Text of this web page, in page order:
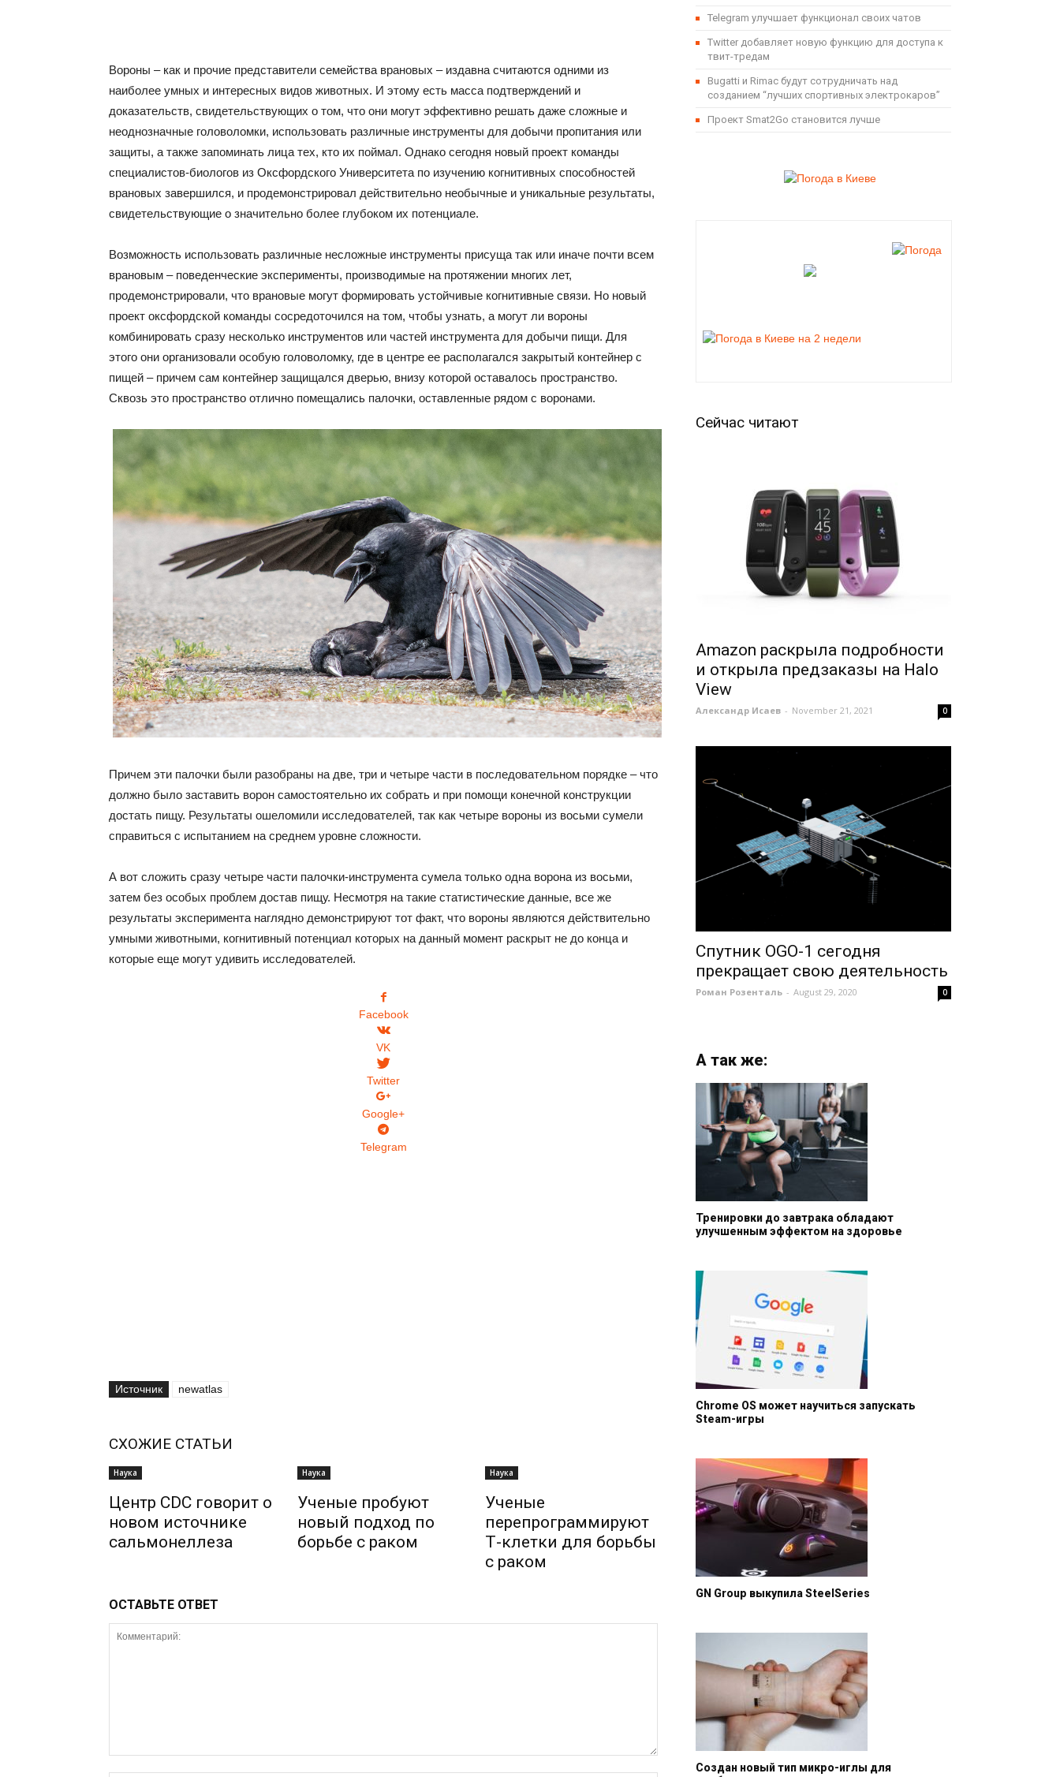
Вороны – как и прочие представители семейства врановых – издавна считаются одними из
наиболее умных и интересных видов животных. И этому есть масса подтверждений и
доказательств, свидетельствующих о том, что они могут эффективно решать даже сложные и
неоднозначные головоломки, использовать различные инструменты для добычи пропитания или
защиты, а также запоминать лица тех, кто их поймал. Однако сегодня новый проект команды
специалистов-биологов из Оксфордского Университета по изучению когнитивных способностей
врановых завершился, и продемонстрировал действительно необычные и уникальные результаты,
свидетельствующие о значительно более глубоком их потенциале.
Возможность использовать различные несложные инструменты присуща так или иначе почти всем
врановым – поведенческие эксперименты, производимые на протяжении многих лет,
продемонстрировали, что врановые могут формировать устойчивые когнитивные связи. Но новый
проект оксфордской команды сосредоточился на том, чтобы узнать, а могут ли вороны
комбинировать сразу несколько инструментов или частей инструмента для добычи пищи. Для
этого они организовали особую головоломку, где в центре ее располагался закрытый контейнер с
пищей – причем сам контейнер защищался дверью, внизу которой оставалось пространство.
Сквозь это пространство отлично помещались палочки, оставленные рядом с воронами.
Причем эти палочки были разобраны на две, три и четыре части в последовательном порядке – что
должно было заставить ворон самостоятельно их собрать и при помощи конечной конструкции
достать пищу. Результаты ошеломили исследователей, так как четыре вороны из восьми сумели
справиться с испытанием на среднем уровне сложности.
А вот сложить сразу четыре части палочки-инструмента сумела только одна ворона из восьми,
затем без особых проблем достав пищу. Несмотря на такие статистические данные, все же
результаты эксперимента наглядно демонстрируют тот факт, что вороны являются действительно
умными животными, когнитивный потенциал которых на данный момент раскрыт не до конца и
которые еще могут удивить исследователей.
Facebook
VK
Twitter
Google+
Telegram
Источник newatlas
СХОЖИЕ СТАТЬИ
Наука
Центр CDC говорит о
новом источнике
сальмонеллеза
Наука
Ученые пробуют
новый подход по
борьбе с раком
Наука
Ученые
перепрограммируют
Т-клетки для борьбы
с раком
ОСТАВЬТЕ ОТВЕТ
Telegram улучшает функционал своих чатов
Twitter добавляет новую функцию для доступа к
твит-тредам
Bugatti и Rimac будут сотрудничать над
созданием “лучших спортивных электрокаров”
Проект Smat2Go становится лучше
Сейчас читают
Amazon раскрыла подробности
и открыла предзаказы на Halo
View
Александр Исаев - November 21, 2021 0
Спутник OGO-1 сегодня
прекращает свою деятельность
Роман Розенталь - August 29, 2020 0
А так же:
Тренировки до завтрака обладают
улучшенным эффектом на здоровье
Chrome OS может научиться запускать
Steam-игры
GN Group выкупила SteelSeries
Создан новый тип микро-иглы для